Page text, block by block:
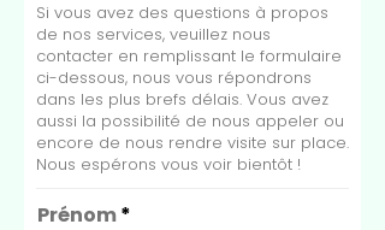
Si vous avez des questions à propos
de nos services, veuillez nous
contacter en remplissant le formulaire
ci-dessous, nous vous répondrons
dans les plus brefs délais. Vous avez
aussi la possibilité de nous appeler ou
encore de nous rendre visite sur place.
Nous espérons vous voir bientôt !
Prénom